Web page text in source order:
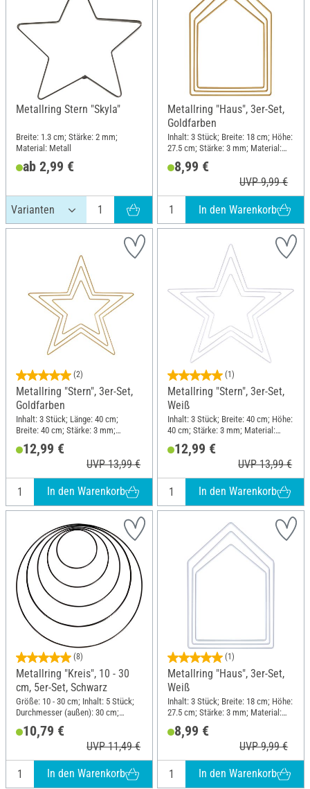
Metallring Stern "Skyla"
Breite: 1.3 cm; Stärke: 2 mm;
Material: Metall
ab 2,99 €
Metallring "Haus", 3er-Set,
Goldfarben
Inhalt: 3 Stück; Breite: 18 cm; Höhe:
27.5 cm; Stärke: 3 mm; Material:
8,99 €
UVP 9,99 €
In den Warenkorb
(2)
Metallring "Stern", 3er-Set,
Goldfarben
Inhalt: 3 Stück; Länge: 40 cm;
Breite: 40 cm; Stärke: 3 mm;
12,99 €
UVP 13,99 €
In den Warenkorb
(1)
Metallring "Stern", 3er-Set,
Weiß
Inhalt: 3 Stück; Breite: 40 cm; Höhe:
40 cm; Stärke: 3 mm; Material:
12,99 €
UVP 13,99 €
In den Warenkorb
(8)
Metallring "Kreis", 10 - 30
cm, 5er-Set, Schwarz
Größe: 10 - 30 cm; Inhalt: 5 Stück;
Durchmesser (außen): 30 cm;
10,79 €
UVP 11,49 €
In den Warenkorb
(1)
Metallring "Haus", 3er-Set,
Weiß
Inhalt: 3 Stück; Breite: 18 cm; Höhe:
27.5 cm; Stärke: 3 mm; Material:
8,99 €
UVP 9,99 €
In den Warenkorb